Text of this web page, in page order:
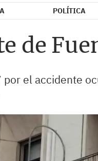
POLÍTICA
de
el accidente